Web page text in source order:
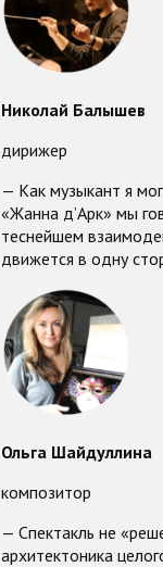
Николай Балышев
дирижер
— Как музыкант я
«Жанна д’Арк» мы
теснейшем
движется в одну
Ольга Шайдуллина
композитор
— Спектакль не
архитектоника